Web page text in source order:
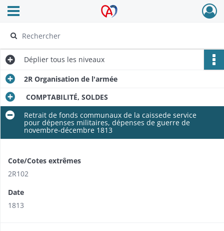
Archives Alsace - Colmar
Ouvrir le menu déroulant
Déplier tous les niveaux
2R Organisation de l'armée
COMPTABILITÉ, SOLDES
Retrait de fonds communaux de la caissede service
pour dépenses militaires, dépenses de guerre de
novembre-décembre 1813
Cote/Cotes extrêmes
2R102
Date
1813